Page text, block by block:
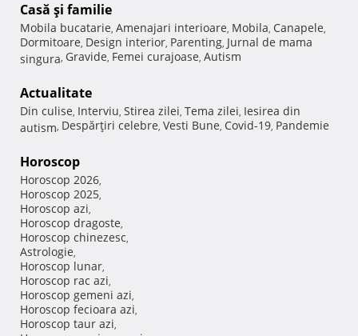
Casă şi familie
Mobila bucatarie, Amenajari interioare, Mobila, Canapele,
Dormitoare, Design interior, Parenting, Jurnal de mama
singura, Gravide, Femei curajoase, Autism
Actualitate
Din culise, Interviu, Stirea zilei, Tema zilei, Iesirea din
autism, Despărţiri celebre, Vesti Bune, Covid-19, Pandemie
Horoscop
Horoscop 2026,
Horoscop 2025,
Horoscop azi,
Horoscop dragoste,
Horoscop chinezesc,
Astrologie,
Horoscop lunar,
Horoscop rac azi,
Horoscop gemeni azi,
Horoscop fecioara azi,
Horoscop taur azi,